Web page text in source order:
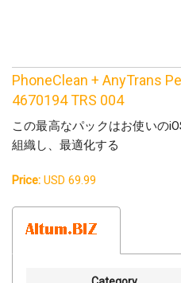
PhoneClean + AnyTrans
4670194 TRS 004
この最高なパックはお使いの
組織し、最適化する
Price: USD 69.99